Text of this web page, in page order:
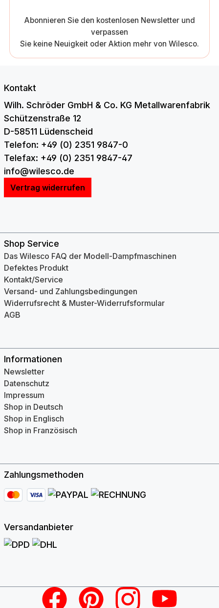
Abonnieren Sie den kostenlosen Newsletter und
verpassen
Sie keine Neuigkeit oder Aktion mehr von Wilesco.
Kontakt
Wilh. Schröder GmbH & Co. KG Metallwarenfabrik
Schützenstraße 12
D-58511 Lüdenscheid
Telefon: +49 (0) 2351 9847-0
Telefax: +49 (0) 2351 9847-47
info@wilesco.de
Vertrag widerrufen
Shop Service
Das Wilesco FAQ der Modell-Dampfmaschinen
Defektes Produkt
Kontakt/Service
Versand- und Zahlungsbedingungen
Widerrufsrecht & Muster-Widerrufsformular
AGB
Informationen
Newsletter
Datenschutz
Impressum
Shop in Deutsch
Shop in Englisch
Shop in Französisch
Zahlungsmethoden
Versandanbieter